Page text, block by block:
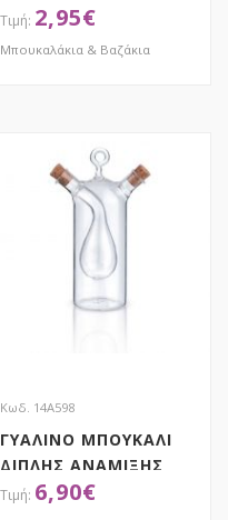
2,95€
Μπουκαλάκια & Βαζάκια
Κωδ. 14Α598
ΓΥΑΛΙΝΟ ΜΠΟΥΚΑΛΙ
ΔΙΠΛΗΣ ΑΝΑΜΙΞΗΣ
6,90€